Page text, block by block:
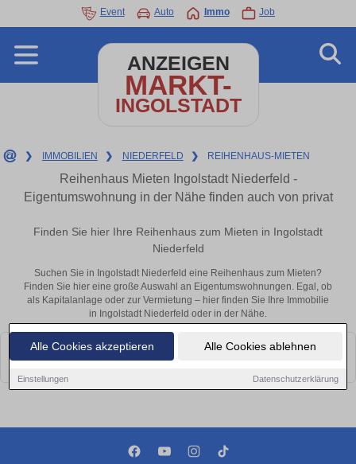
Alle Cookies akzeptieren Alle Cookies ablehnen
Einstellungen Datenschutzerklärung
Event Auto Immo Job
ANZEIGEN
MARKT-
INGOLSTADT
❯ IMMOBILIEN ❯ NIEDERFELD ❯ REIHENHAUS-MIETEN
Reihenhaus Mieten Ingolstadt Niederfeld -
Eigentumswohnung in der Nähe finden auch von privat
Finden Sie hier Ihre Reihenhaus zum Mieten in Ingolstadt
Niederfeld
Suchen Sie in Ingolstadt Niederfeld eine Reihenhaus zum Mieten?
Finden Sie hier eine große Auswahl an Eigentumswohnungen. Egal, ob
als Kapitalanlage oder zur Vermietung – hier finden Sie Ihre Immobilie
in Ingolstadt Niederfeld oder in der Nähe.
Leider konnten wir derzeit keine passenden Objekte finden. Schauen Sie
bald wieder vorbei!